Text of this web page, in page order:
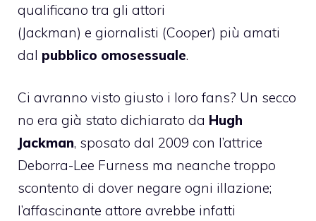
qualificano tra gli attori
(Jackman) e giornalisti (Cooper) più amati
dal pubblico omosessuale.
Ci avranno visto giusto i loro fans? Un secco
no era già stato dichiarato da Hugh
Jackman, sposato dal 2009 con l’attrice
Deborra-Lee Furness ma neanche troppo
scontento di dover negare ogni illazione;
l’affascinante attore avrebbe infatti